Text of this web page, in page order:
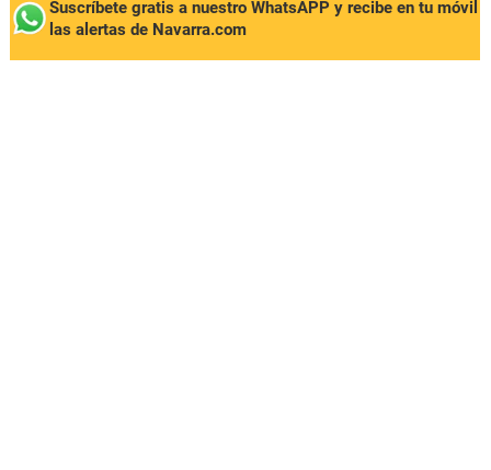
Suscríbete gratis a nuestro WhatsAPP y recibe en tu móvil
las alertas de Navarra.com